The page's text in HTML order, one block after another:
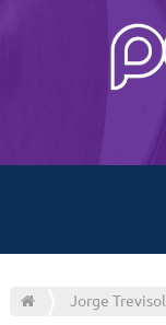
Jorge Trevisol